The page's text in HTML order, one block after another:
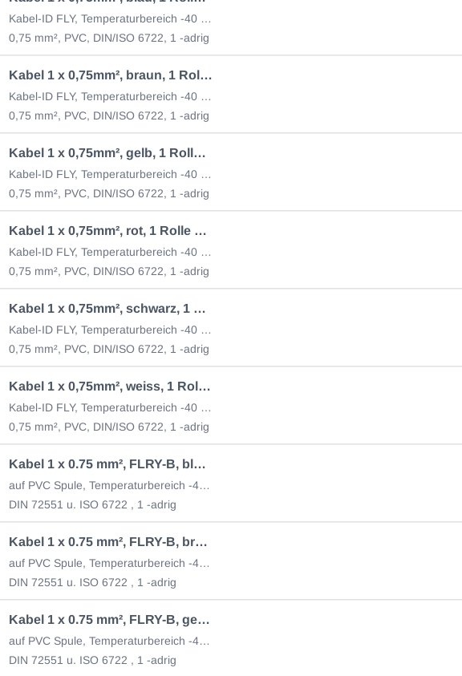
Kabel-ID FLY, Temperaturbereich -40 bis +70 °C
0,75 mm², PVC, DIN/ISO 6722, 1 -adrig
Kabel 1 x 0,75mm², braun, 1 Rolle = 50 m
Kabel-ID FLY, Temperaturbereich -40 bis +70 °C
0,75 mm², PVC, DIN/ISO 6722, 1 -adrig
Kabel 1 x 0,75mm², gelb, 1 Rolle = 50 m
Kabel-ID FLY, Temperaturbereich -40 bis +70 °C
0,75 mm², PVC, DIN/ISO 6722, 1 -adrig
Kabel 1 x 0,75mm², rot, 1 Rolle = 50 m
Kabel-ID FLY, Temperaturbereich -40 bis +70 °C
0,75 mm², PVC, DIN/ISO 6722, 1 -adrig
Kabel 1 x 0,75mm², schwarz, 1 Rolle = 50 m
Kabel-ID FLY, Temperaturbereich -40 bis +70 °C
0,75 mm², PVC, DIN/ISO 6722, 1 -adrig
Kabel 1 x 0,75mm², weiss, 1 Rolle = 50 m
Kabel-ID FLY, Temperaturbereich -40 bis +70 °C
0,75 mm², PVC, DIN/ISO 6722, 1 -adrig
Kabel 1 x 0.75 mm², FLRY-B, blau 1 Rolle = 100m
auf PVC Spule, Temperaturbereich -40 bis +70 °C
DIN 72551 u. ISO 6722 , 1 -adrig
Kabel 1 x 0.75 mm², FLRY-B, braun 1 Rolle = 100m
auf PVC Spule, Temperaturbereich -40 bis +70 °C
DIN 72551 u. ISO 6722 , 1 -adrig
Kabel 1 x 0.75 mm², FLRY-B, gelb 1 Rolle = 100m
auf PVC Spule, Temperaturbereich -40 bis +70 °C
DIN 72551 u. ISO 6722 , 1 -adrig